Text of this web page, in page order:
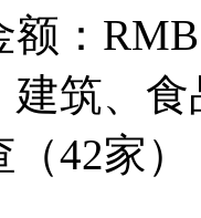
：RMB
建筑、
42家）